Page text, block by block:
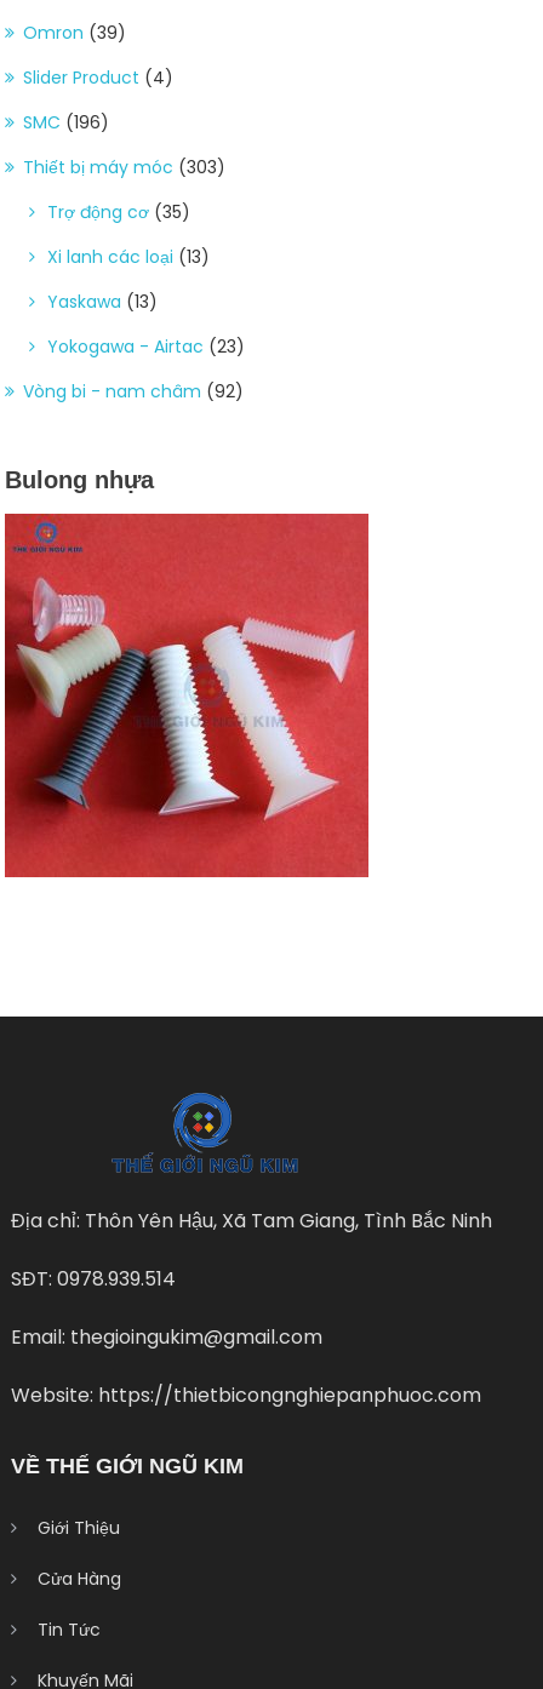
Omron (39)
Slider Product (4)
SMC (196)
Thiết bị máy móc (303)
Trợ động cơ (35)
Xi lanh các loại (13)
Yaskawa (13)
Yokogawa - Airtac (23)
Vòng bi - nam châm (92)
Bulong nhựa
Địa chỉ: Thôn Yên Hậu, Xã Tam Giang, Tình Bắc Ninh
SĐT: 0978.939.514
Email: thegioingukim@gmail.com
Website: https://thietbicongnghiepanphuoc.com
VỀ THẾ GIỚI NGŨ KIM
Giới Thiệu
Cửa Hàng
Tin Tức
Khuyến Mãi